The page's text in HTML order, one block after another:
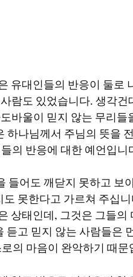
람도 있었습니다. 생각건
바울이 믿지 않는 무리들
하나님께서 주님의 뜻을
의 반응에 대한 예언입니
못한다고 가르쳐 주십
상태인데, 그것은 그들의
고 믿지 않는 사람들은
의 마음이 완악하기 때문